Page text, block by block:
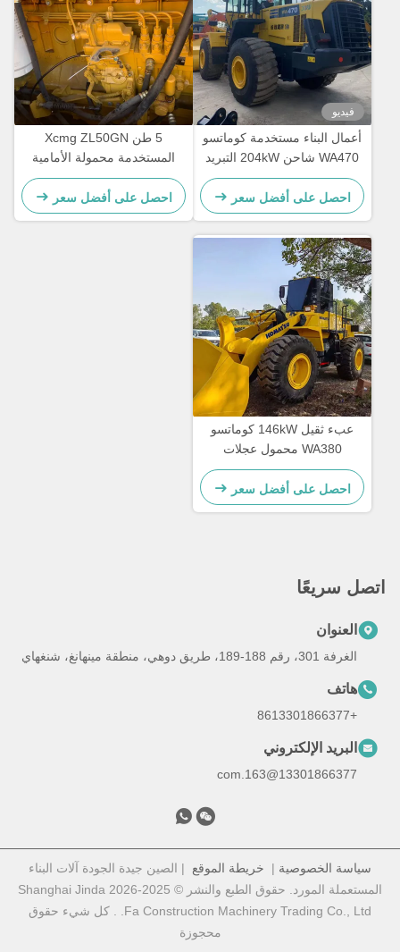
فيديو
أعمال البناء مستخدمة كوماتسو
WA470 شاحن 204kW التبريد
بالماء شاحنات اليد الثانية
احصل على أفضل سعر
5 طن Xcmg ZL50GN
المستخدمة محمولة الأمامية
الآلات الثقيلة لنقل الطوب
احصل على أفضل سعر
عبء ثقيل 146kW كوماتسو
WA380 محمول عجلات
مستعمل 5 طن الحمل للزراعة
احصل على أفضل سعر
اتصل سريعًا
العنوان
الغرفة 301، رقم 188-189، طريق دوهي، منطقة مينهانغ، شنغهاي
هاتف
البريد الإلكتروني
13301866377@163.com
سياسة الخصوصية| خريطة الموقع| الصين جيدة الجودة آلات البناء
المستعملة المورد. حقوق الطبع والنشر © 2025-2026 Shanghai Jinda
Fa Construction Machinery Trading Co., Ltd. . كل شيء حقوق
محجوزة